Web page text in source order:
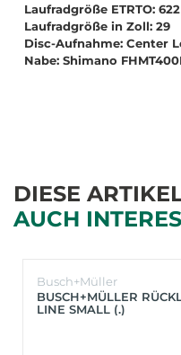
Laufradgröße ETRTO: 622
Laufradgröße in Zoll: 29
Disc-Aufnahme: Center
Nabe: Shimano
DIESE
AUCH
Busch+Müller
BUSCH+MÜLLER
LINE SMALL (.)